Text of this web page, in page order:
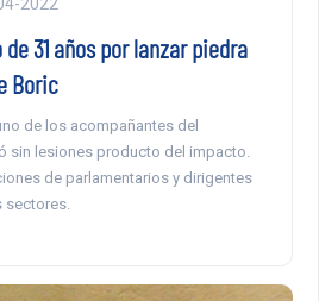
31 años por lanzar piedra
Boric
de los acompañantes del
sin lesiones producto del impacto.
de parlamentarios y dirigentes